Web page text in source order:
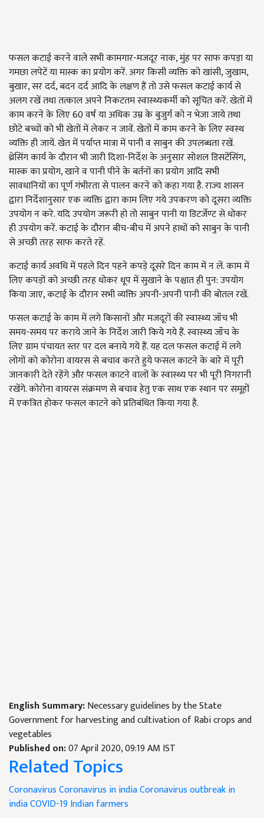
फसल कटाई करने वाले सभी कामगार-मजदूर नाक, मुंह पर साफ कपड़ा या
गमछा लपेटें या मास्क का प्रयोग करें. अगर किसी व्यक्ति को खांसी, जुखाम,
बुखार, सर दर्द, बदन दर्द आदि के लक्षण हैं तो उसे फसल कटाई कार्य से
अलग रखें तथा तत्काल अपने निकटतम स्वास्थ्यकर्मी को सूचित करें. खेतों में
काम करने के लिए 60 वर्ष या अधिक उम्र के बुजुर्ग को न भेजा जाये तथा
छोटे बच्चों को भी खेतों में लेकर न जावें. खेतों में काम करने के लिए स्वस्थ
व्यक्ति ही जायें. खेत में पर्याप्त मात्रा में पानी व साबुन की उपलब्धता रखें.
थ्रेसिंग कार्य के दौरान भी जारी दिशा-निर्देश के अनुसार सोशल डिसटेंसिंग,
मास्क का प्रयोग, खाने व पानी पीने के बर्तनों का प्रयोग आदि सभी
सावधानियों का पूर्ण गंभीरता से पालन करने को कहा गया है. राज्य शासन
द्वारा निर्देशानुसार एक व्यक्ति द्वारा काम लिए गये उपकरण को दूसरा व्यक्ति
उपयोग न करे. यदि उपयोग जरूरी हो तो साबुन पानी या डिटर्जेण्ट से धोकर
ही उपयोग करें. कटाई के दौरान बीच-बीच में अपने हाथों को साबुन के पानी
से अच्छी तरह साफ करते रहें.
कटाई कार्य अवधि में पहले दिन पहने कपड़े दूसरे दिन काम में न लें. काम में
लिए कपड़ों को अच्छी तरह धोकर धूप में सुखाने के पश्चात ही पुन: उपयोग
किया जाए, कटाई के दौरान सभी व्यक्ति अपनी-अपनी पानी की बोतल रखें.
फसल कटाई के काम में लगे किसानों और मजदूरों की स्वास्थ्य जॉंच भी
समय-समय पर कराये जाने के निर्देश जारी किये गये हैं. स्वास्थ्य जॉंच के
लिए ग्राम पंचायत स्तर पर दल बनाये गये हैं. यह दल फसल कटाई में लगे
लोगों को कोरोना वायरस से बचाव करते हुये फसल काटने के बारे में पूरी
जानकारी देते रहेंगे और फसल काटने वालों के स्वास्थ्य पर भी पूरी निगरानी
रखेंगे. कोरोना वायरस संक्रमण से बचाव हेतु एक साथ एक स्थान पर समूहों
में एकत्रित होकर फसल काटने को प्रतिबंधित किया गया है.
English Summary:Necessary guidelines by the State
Government for harvesting and cultivation of Rabi crops and
vegetables
Published on:07 April 2020, 09:19 AM IST
Related Topics
CoronavirusCoronavirus in indiaCoronavirus outbreak in
indiaCOVID-19Indian farmers